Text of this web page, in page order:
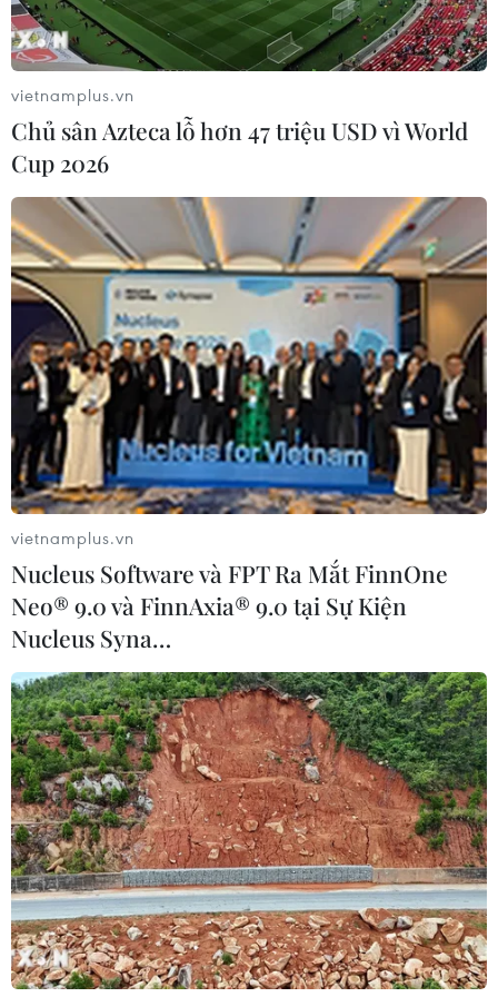
#Xung đột tại Libya
#Thỏa thuận ngừng bắn
#Khalifa Haftar
#Chính quyền miền Đông Libya
#Liên hợp quốc
Libya
Theo dõi VietnamPlus
TIN LIÊN QUAN
vietnamplus.vn
Chủ sân Azteca lỗ hơn 47 triệu USD vì World
Cup 2026
vietnamplus.vn
Nucleus Software và FPT Ra Mắt FinnOne
Neo® 9.0 và FinnAxia® 9.0 tại Sự Kiện
Nucleus Syna…